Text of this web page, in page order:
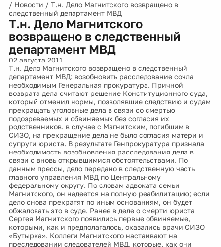
/ Новости / Т.н. Дело Магнитского возвращено в
следственный департамент МВД
Т.н. Дело Магнитского
возвращено в следственный
департамент МВД
02 августа 2011
Т.н. Дело Магнитского возвращено в следственный
департамент МВД: возобновить расследование сочла
необходимым Генеральная прокуратура. Причной
возврата дела считают решение Конституционного суда,
который отменил нормы, позволявшие следствию и судам
прекращать уголовные дела в связи со смертью
подозреваемых и обвиняемых без согласия их
родственников. в случае с Магнитским, погибшим в
СИЗО, на прекращение дела не было согласия матери и
супруги юриста. В результате Генпрокуратура признала
необходимость возобновления расследования дела в
связи с вновь открывшимися обстоятельствами. По
данным прессы, дело передано в следственную часть
главного управления МВД по Центральному
федеральному округу. По словам адвоката семьи
Магнитского, он надеется на полную реабилитацию; если
дело снова прекратят по иным основаниям, он будет
обжаловать это в суде. Ранее в деле о смерти юриста
Сергея Магнитского появились первые обвиняемые,
которыми, как и предполагалось, оказались врачи СИЗО
«Бутырка». Коллеги Магнитского настаивают на
преследовании следователей МВД, которые, как они